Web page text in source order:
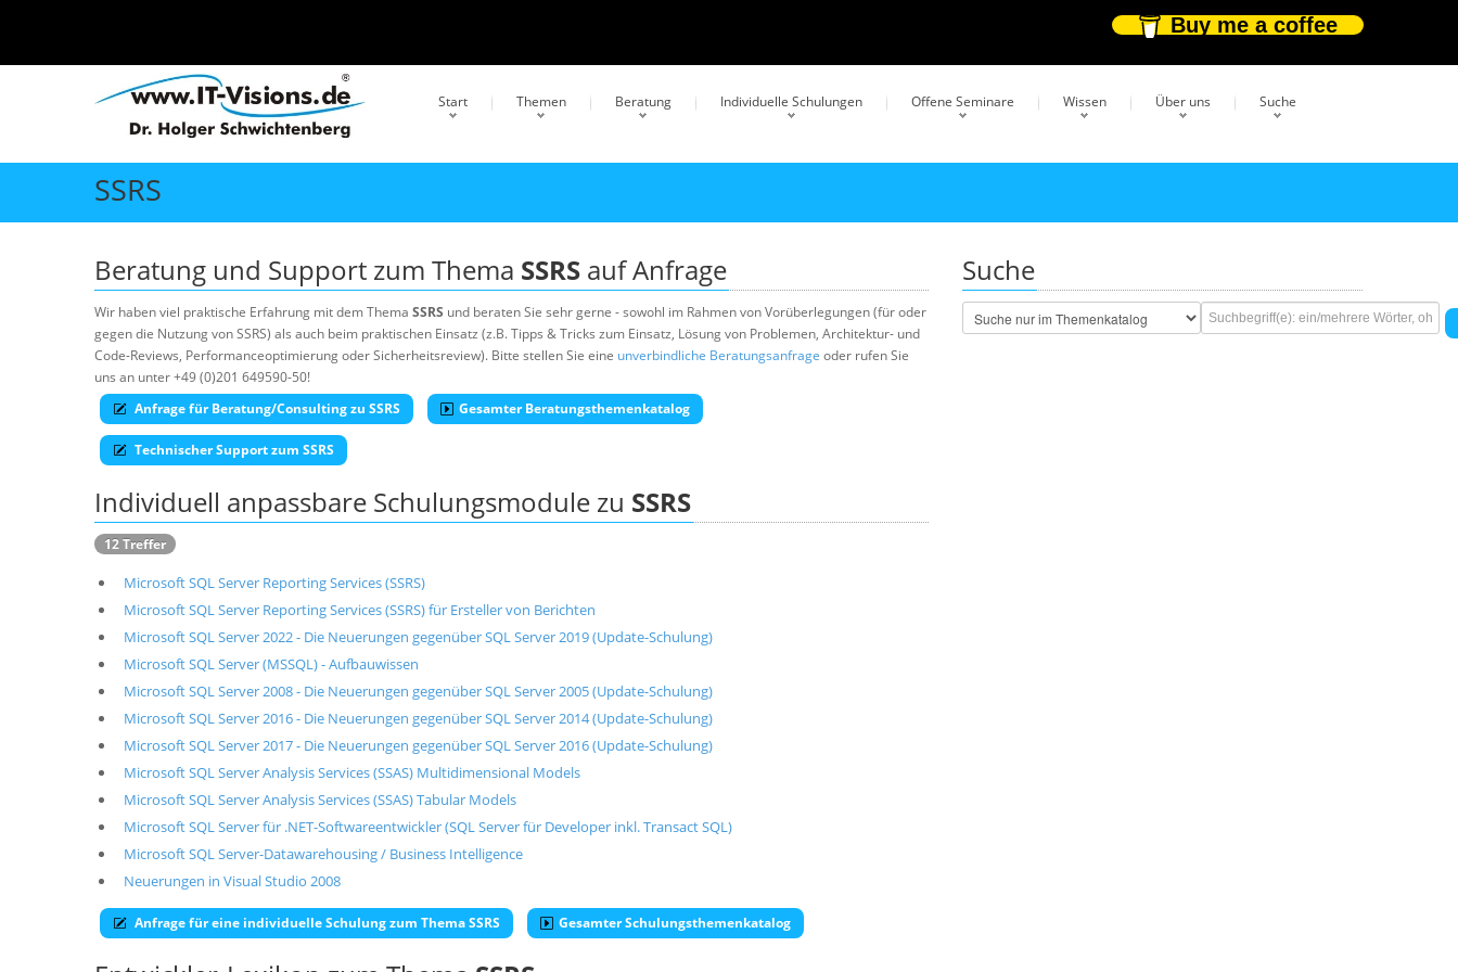
Buy me a coffee
Start Themen Beratung Individuelle Schulungen Offene Seminare Wissen Über uns Suche
SSRS
Beratung und Support zum Thema SSRS auf Anfrage
Wir haben viel praktische Erfahrung mit dem Thema SSRS und beraten Sie sehr gerne - sowohl im Rahmen von Vorüberlegungen (für oder
gegen die Nutzung von SSRS) als auch beim praktischen Einsatz (z.B. Tipps & Tricks zum Einsatz, Lösung von Problemen, Architektur- und
Code-Reviews, Performanceoptimierung oder Sicherheitsreview). Bitte stellen Sie eine unverbindliche Beratungsanfrage oder rufen Sie
uns an unter +49 (0)201 649590-50!
Anfrage für Beratung/Consulting zu SSRS
Gesamter Beratungsthemenkatalog
Technischer Support zum SSRS
Individuell anpassbare Schulungsmodule zu SSRS
12 Treffer
Microsoft SQL Server Reporting Services (SSRS)
Microsoft SQL Server Reporting Services (SSRS) für Ersteller von Berichten
Microsoft SQL Server 2022 - Die Neuerungen gegenüber SQL Server 2019 (Update-Schulung)
Microsoft SQL Server (MSSQL) - Aufbauwissen
Microsoft SQL Server 2008 - Die Neuerungen gegenüber SQL Server 2005 (Update-Schulung)
Microsoft SQL Server 2016 - Die Neuerungen gegenüber SQL Server 2014 (Update-Schulung)
Microsoft SQL Server 2017 - Die Neuerungen gegenüber SQL Server 2016 (Update-Schulung)
Microsoft SQL Server Analysis Services (SSAS) Multidimensional Models
Microsoft SQL Server Analysis Services (SSAS) Tabular Models
Microsoft SQL Server für .NET-Softwareentwickler (SQL Server für Developer inkl. Transact SQL)
Microsoft SQL Server-Datawarehousing / Business Intelligence
Neuerungen in Visual Studio 2008
Anfrage für eine individuelle Schulung zum Thema SSRS Gesamter Schulungsthemenkatalog
Suche